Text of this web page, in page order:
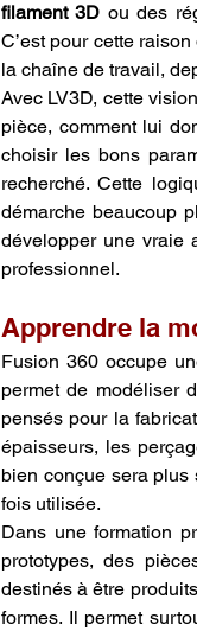
filament 3D ou des
C’est pour cette raison
la chaîne de travail,
Avec LV3D, cette
pièce, comment lui
choisir les bons
recherché. Cette
démarche beaucoup
développer une vraie
professionnel.
Apprendre la
Fusion 360 occupe
permet de modéliser
pensés pour la
épaisseurs, les
bien conçue sera
fois utilisée.
Dans une formation
prototypes, des
destinés à être
formes. Il permet